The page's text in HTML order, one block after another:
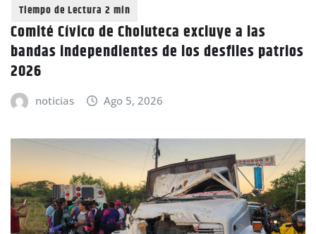
Comité Cívico de Choluteca excluye a las
bandas independientes de los desfiles patrios
2026
noticias Ago 5, 2026